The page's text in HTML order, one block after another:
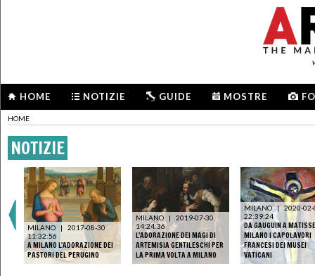
HOME NOTIZIE GUIDE MOSTRE
HOME
NOTIZIE
MILANO |
2017-08-30
11:32:56
A MILANO L'ADORAZIONE DEI
PASTORI DEL PERUGINO
MILANO |
2019-07-30
14:24:36
L'ADORAZIONE DEI MAGI DI
ARTEMISIA GENTILESCHI PER
LA PRIMA VOLTA A MILANO
MILANO | 2020-02-
22:39:24
DA GAUGUIN A
MILANO I CAPOLAVORI
FRANCESI DEI MUSEI
VATICANI